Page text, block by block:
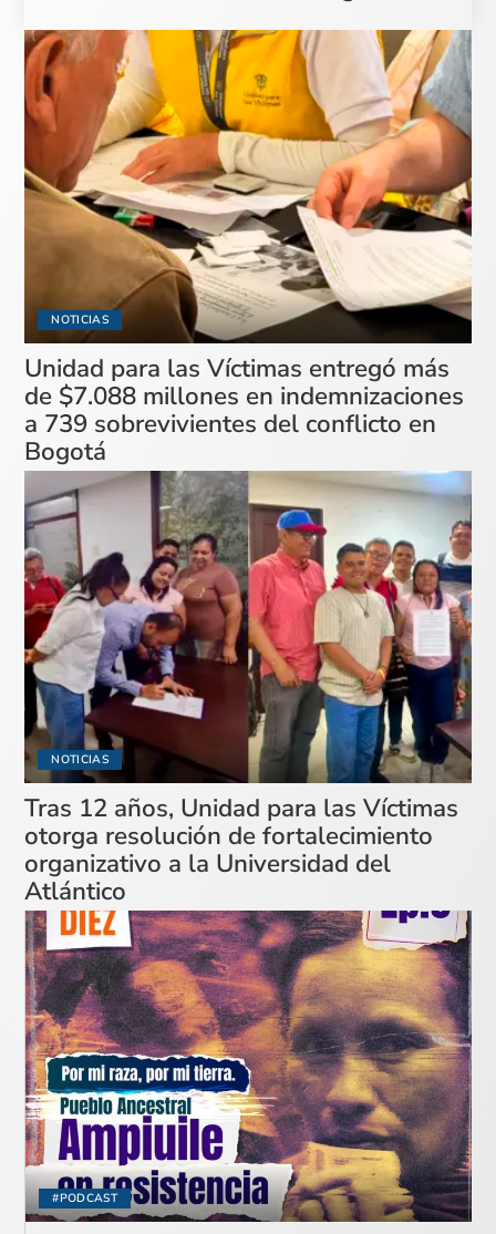
NOTICIAS
Unidad para las Víctimas entregó más
de $7.088 millones en indemnizaciones
a 739 sobrevivientes del conflicto en
Bogotá
NOTICIAS
Tras 12 años, Unidad para las Víctimas
otorga resolución de fortalecimiento
organizativo a la Universidad del
Atlántico
#PODCAST